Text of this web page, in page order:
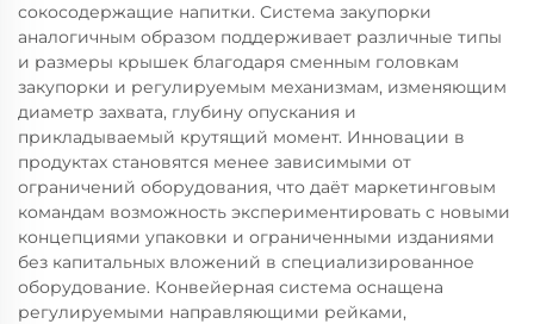
сокосодержащие напитки. Система закупорки
аналогичным образом поддерживает различные типы
и размеры крышек благодаря сменным головкам
закупорки и регулируемым механизмам, изменяющим
диаметр захвата, глубину опускания и
прикладываемый крутящий момент. Инновации в
продуктах становятся менее зависимыми от
ограничений оборудования, что даёт маркетинговым
командам возможность экспериментировать с новыми
концепциями упаковки и ограниченными изданиями
без капитальных вложений в специализированное
оборудование. Конвейерная система оснащена
регулируемыми направляющими рейками,